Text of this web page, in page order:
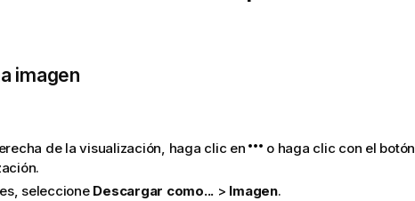
imagen
de la visualización, haga clic en
o haga clic con el botón
seleccione Descargar como... > Imagen.